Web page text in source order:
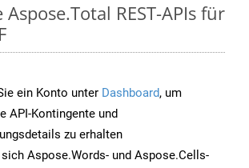
REST-APIs für
ein Konto unter Dashboard, um
API-Kontingente und
zu erhalten
Aspose.Words- und Aspose.Cells-